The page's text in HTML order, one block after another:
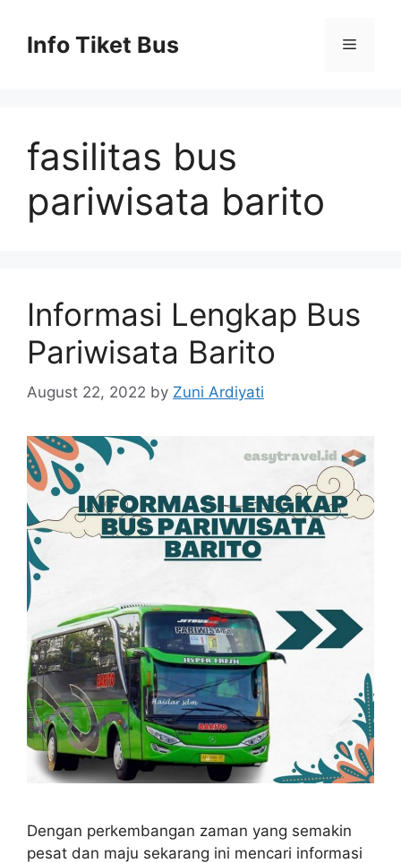
contentInfo Tiket Bus Menu
fasilitas bus
pariwisata barito
Informasi Lengkap Bus
Pariwisata Barito
August 22, 2022 by Zuni Ardiyati
Dengan perkembangan zaman yang semakin
pesat dan maju sekarang ini mencari informasi